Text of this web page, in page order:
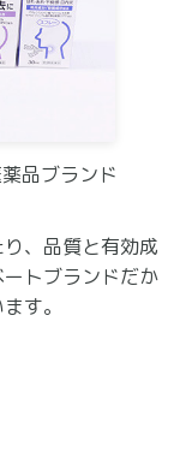
品ブランド
、品質と有効成
トブランドだか
す。